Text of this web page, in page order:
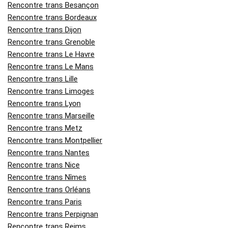
Rencontre trans Besançon
Rencontre trans Bordeaux
Rencontre trans Dijon
Rencontre trans Grenoble
Rencontre trans Le Havre
Rencontre trans Le Mans
Rencontre trans Lille
Rencontre trans Limoges
Rencontre trans Lyon
Rencontre trans Marseille
Rencontre trans Metz
Rencontre trans Montpellier
Rencontre trans Nantes
Rencontre trans Nice
Rencontre trans Nîmes
Rencontre trans Orléans
Rencontre trans Paris
Rencontre trans Perpignan